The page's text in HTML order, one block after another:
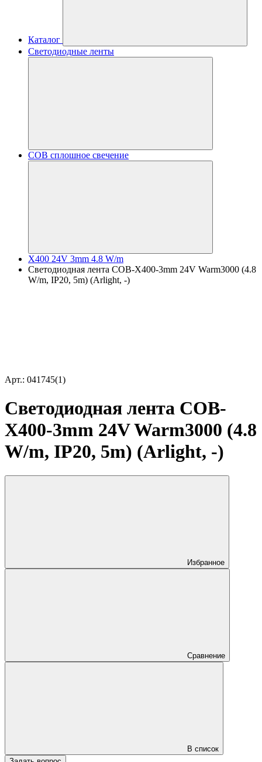
Каталог
Светодиодные ленты
COB сплошное свечение
X400 24V 3mm 4.8 W/m
Светодиодная лента COB-X400-3mm 24V Warm3000 (4.8
W/m, IP20, 5m) (Arlight, -)
Арт.: 041745(1)
Светодиодная лента COB-
X400-3mm 24V Warm3000 (4.8
W/m, IP20, 5m) (Arlight, -)
Избранное
Сравнение
В список